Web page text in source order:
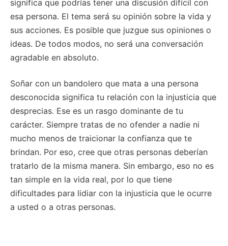
significa que podrías tener una discusión difícil con
esa persona. El tema será su opinión sobre la vida y
sus acciones. Es posible que juzgue sus opiniones o
ideas. De todos modos, no será una conversación
agradable en absoluto.
Soñar con un bandolero que mata a una persona
desconocida significa tu relación con la injusticia que
desprecias. Ese es un rasgo dominante de tu
carácter. Siempre tratas de no ofender a nadie ni
mucho menos de traicionar la confianza que te
brindan. Por eso, cree que otras personas deberían
tratarlo de la misma manera. Sin embargo, eso no es
tan simple en la vida real, por lo que tiene
dificultades para lidiar con la injusticia que le ocurre
a usted o a otras personas.